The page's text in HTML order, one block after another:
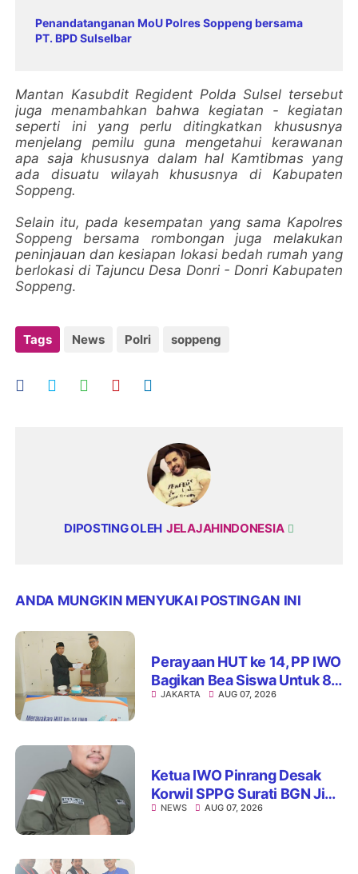
Penandatanganan MoU Polres Soppeng bersama
PT. BPD Sulselbar
Mantan Kasubdit Regident Polda Sulsel tersebut
juga menambahkan bahwa kegiatan - kegiatan
seperti ini yang perlu ditingkatkan khususnya
menjelang pemilu guna mengetahui kerawanan
apa saja khususnya dalam hal Kamtibmas yang
ada disuatu wilayah khususnya di Kabupaten
Soppeng.
Selain itu, pada kesempatan yang sama Kapolres
Soppeng bersama rombongan juga melakukan
peninjauan dan kesiapan lokasi bedah rumah yang
berlokasi di Tajuncu Desa Donri - Donri Kabupaten
Soppeng.
Tags News Polri soppeng
DIPOSTING OLEH JELAJAHINDONESIA
ANDA MUNGKIN MENYUKAI POSTINGAN INI
Perayaan HUT ke 14, PP IWO
Bagikan Bea Siswa Untuk 8
Siswa SD Muhammadiyah
JAKARTA AUG 07, 2026
Ketua IWO Pinrang Desak
Korwil SPPG Surati BGN Jika
Ditemukan Dapur MBG Tak
NEWS AUG 07, 2026